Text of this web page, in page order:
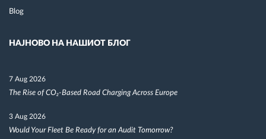
Blog
НАЈНОВО НА НАШИОТ БЛОГ
7 Aug 2026
The Rise of CO₂-Based Road Charging Across Europe
3 Aug 2026
Would Your Fleet Be Ready for an Audit Tomorrow?